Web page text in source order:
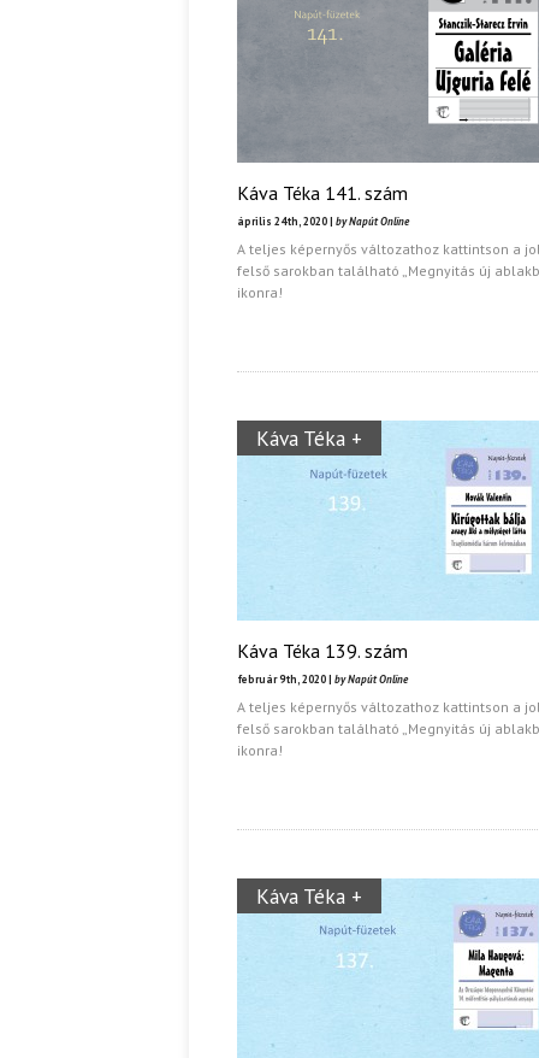
Káva Téka 141. szám
április 24th, 2020 | by Napút Online
A teljes képernyős változathoz kattintson a
felső sarokban található „Megnyitás új
ikonra!
Káva Téka +
Káva Téka 139. szám
február 9th, 2020 | by Napút Online
A teljes képernyős változathoz kattintson a
felső sarokban található „Megnyitás új
ikonra!
Káva Téka +